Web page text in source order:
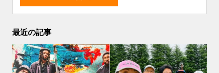
最近の記事